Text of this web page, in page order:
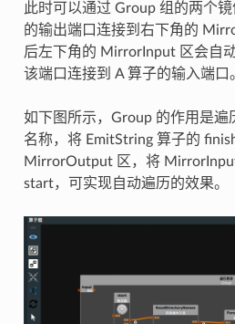
此时可以通过 Group 组的两个
的输出端口连接到右下角的
后左下角的 MirrorInput 区会自
该端口连接到 A 算子的输入端口
如下图所示，Group 的作用是遍
名称，将 EmitString 算子的
MirrorOutput 区，将
start，可实现自动遍历的效果。